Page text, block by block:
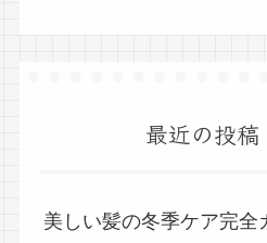
最近の投稿
美しい髪の冬季ケア完全